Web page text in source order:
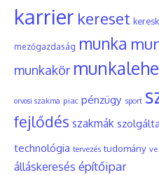
karrier kereset
mezőgazdaság munka
munkakör
orvosi szakma piac pénzügy sport
fejlődés szakmák
technológia tervezés tudomány
álláskeresés építőipar